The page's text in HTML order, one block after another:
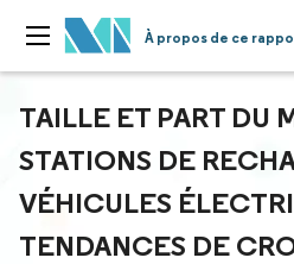
À propos de ce
TAILLE ET PART DU
STATIONS DE
VÉHICULES
TENDANCES DE